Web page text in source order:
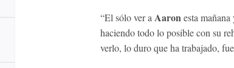
“El sólo ver aAaronesta
haciendo todo lo posible con su
verlo, lo duro que ha trabajado,